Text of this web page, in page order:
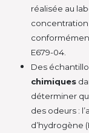
réalisée au
concentration
conformément
E679-04.
Des
chimiques
déterminer
des odeurs :
d’hydrogène